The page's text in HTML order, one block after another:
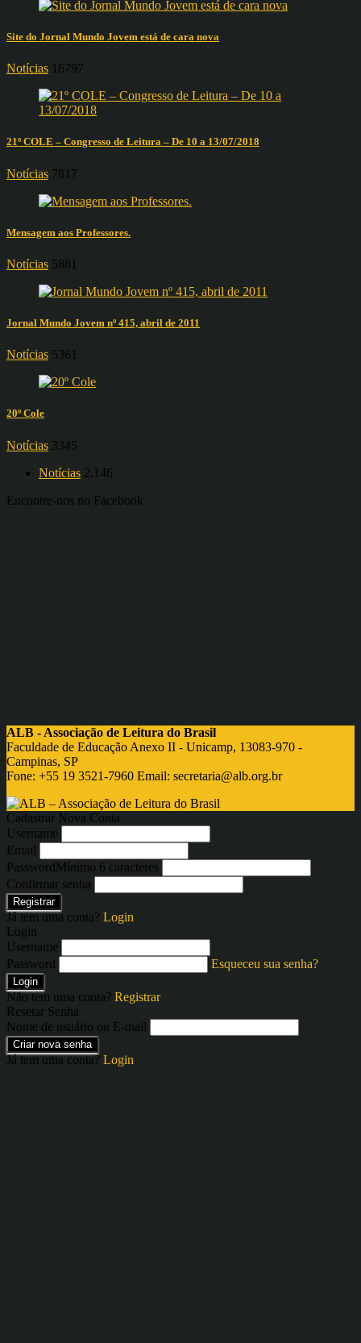
Site do Jornal Mundo Jovem está de cara nova
Notícias 16797
21º COLE – Congresso de Leitura – De 10 a 13/07/2018
Notícias 7817
Mensagem aos Professores.
Notícias 5881
Jornal Mundo Jovem nº 415, abril de 2011
Notícias 5361
20º Cole
Notícias 3345
Notícias 2.146
Encontre-nos no Facebook
ALB - Associação de Leitura do Brasil
Faculdade de Educação Anexo II - Unicamp, 13083-970 -
Campinas, SP
Fone: +55 19 3521-7960 Email: secretaria@alb.org.br
Cadastrar Nova Conta
Username
Email
PasswordMínimo 6 caracteres
Confirmar senha
Registrar
Já tem uma conta? Login
Login
Username
Password
Esqueceu sua senha?
Login
Não tem uma conta? Registrar
Resetar Senha
Nome de usuário ou E-mail
Criar nova senha
Já tem uma conta? Login